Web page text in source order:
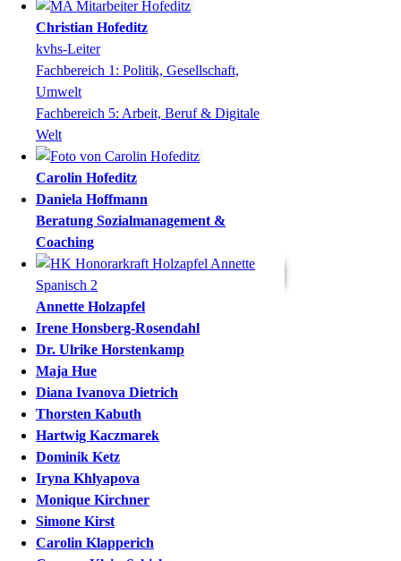
Christian Hofeditz
kvhs-Leiter
Fachbereich 1: Politik, Gesellschaft,
Umwelt
Fachbereich 5: Arbeit, Beruf & Digitale
Welt
Carolin Hofeditz
Daniela Hoffmann
Beratung Sozialmanagement &
Coaching
Annette Holzapfel
Irene Honsberg-Rosendahl
Dr. Ulrike Horstenkamp
Maja Hue
Diana Ivanova Dietrich
Thorsten Kabuth
Hartwig Kaczmarek
Dominik Ketz
Iryna Khlyapova
Monique Kirchner
Simone Kirst
Carolin Klapperich